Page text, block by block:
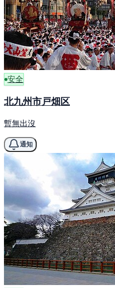
安全
北九州市戸畑区
暫無出沒
通知